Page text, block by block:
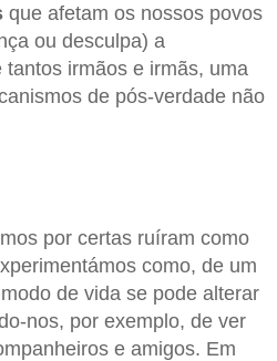
que afetam os nossos povos
ou desculpa) a
irmãos e irmãs, uma
de pós-verdade não
por certas ruíram como
como, de um
de vida se pode alterar
nos, por exemplo, de ver
e amigos. Em